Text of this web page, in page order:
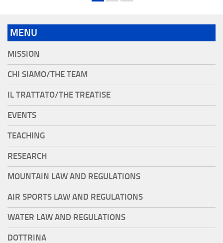
MENU
MISSION
CHI SIAMO/THE TEAM
IL TRATTATO/THE TREATISE
EVENTS
TEACHING
RESEARCH
MOUNTAIN LAW AND REGULATIONS
AIR SPORTS LAW AND REGULATIONS
WATER LAW AND REGULATIONS
DOTTRINA